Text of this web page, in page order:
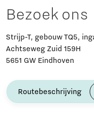
Bezoek ons
Strijp-T, gebouw TQ5,
Achtseweg Zuid 159H
5651 GW Eindhoven
Routebeschrijving